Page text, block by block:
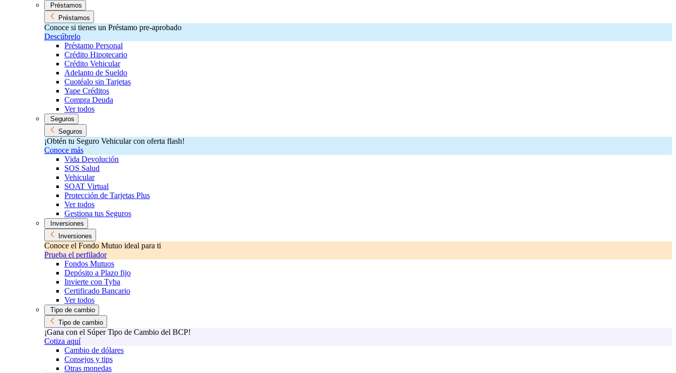
Préstamos
Préstamos
Conoce si tienes un Préstamo pre-aprobado
Descúbrelo
Préstamo Personal
Crédito Hipotecario
Crédito Vehicular
Adelanto de Sueldo
Cuotéalo sin Tarjetas
Yape Créditos
Compra Deuda
Ver todos
Seguros
Seguros
¡Obtén tu Seguro Vehicular con oferta flash!
Conoce más
Vida Devolución
SOS Salud
Vehicular
SOAT Virtual
Protección de Tarjetas Plus
Ver todos
Gestiona tus Seguros
Inversiones
Inversiones
Conoce el Fondo Mutuo ideal para ti
Prueba el perfilador
Fondos Mutuos
Depósito a Plazo fijo
Invierte con Tyba
Certificado Bancario
Ver todos
Tipo de cambio
Tipo de cambio
¡Gana con el Súper Tipo de Cambio del BCP!
Cotiza aquí
Cambio de dólares
Consejos y tips
Otras monedas